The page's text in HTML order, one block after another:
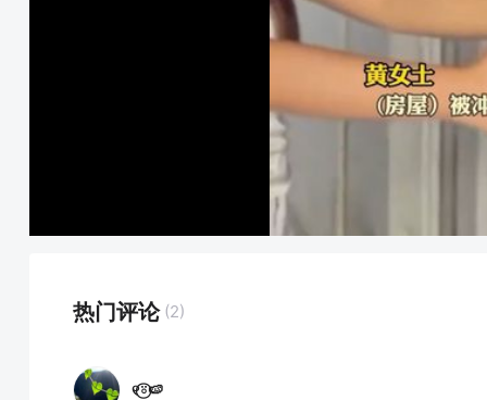
热门评论 (2)
୧⍤⃝🍉